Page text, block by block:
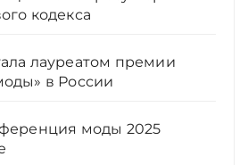
кодекса
лауреатом премии
в России
моды 2025